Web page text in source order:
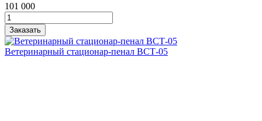
101 000
Ветеринарный стационар‑пенал ВСТ‑05